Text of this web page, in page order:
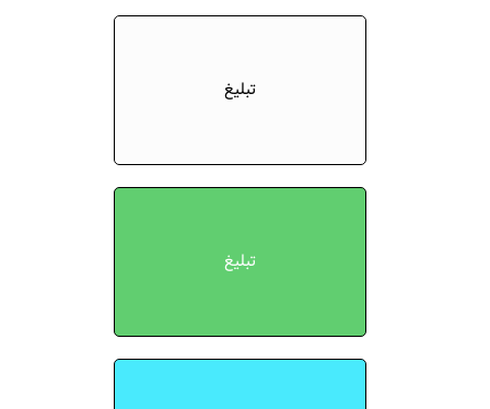
تبلیغ
تبلیغ